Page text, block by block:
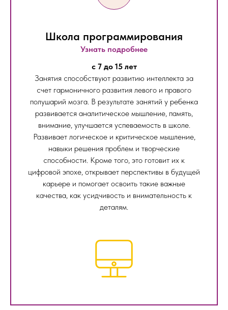
Школа программирования
Узнать подробнее
c 7 до 15 лет
Занятия способствуют развитию интеллекта за
счет гармоничного развития левого и правого
полушарий мозга. В результате занятий у ребенка
развивается аналитическое мышление, память,
внимание, улучшается успеваемость в школе.
Развивает логическое и критическое мышление,
навыки решения проблем и творческие
способности. Кроме того, это готовит их к
цифровой эпохе, открывает перспективы в будущей
карьере и помогает освоить такие важные
качества, как усидчивость и внимательность к
деталям.